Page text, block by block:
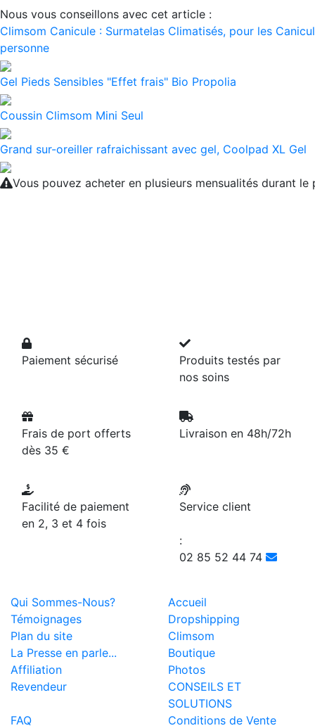
Nous vous conseillons avec cet article :
Climsom Canicule : Surmatelas Climatisés, pour les
personne
Gel Pieds Sensibles "Effet frais" Bio Propolia
Coussin Climsom Mini Seul
Grand sur-oreiller rafraichissant avec gel, Coolpad XL Gel
Vous pouvez acheter en plusieurs mensualités durant le
Paiement sécurisé
Produits testés par
nos soins
Frais de port offerts
dès 35 €
Livraison en 48h/72h
Facilité de paiement
en 2, 3 et 4 fois
Service client
:
02 85 52 44 74
Qui Sommes-Nous?
Accueil
Témoignages
Dropshipping
Plan du site
Climsom
La Presse en parle...
Boutique
Affiliation
Photos
Revendeur
CONSEILS ET
SOLUTIONS
FAQ
Conditions de Vente